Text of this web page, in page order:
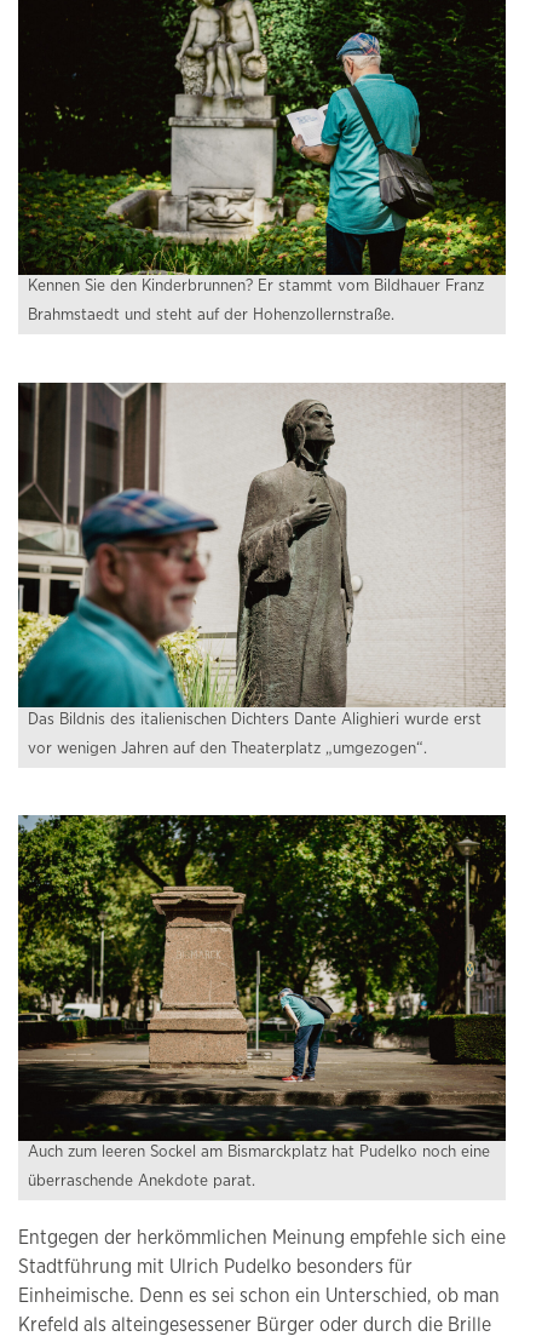
Kennen Sie den Kinderbrunnen? Er stammt vom Bildhauer Franz
Brahmstaedt und steht auf der Hohenzollernstraße.
Das Bildnis des italienischen Dichters Dante Alighieri wurde erst
vor wenigen Jahren auf den Theaterplatz „umgezogen“.
Auch zum leeren Sockel am Bismarckplatz hat Pudelko noch eine
überraschende Anekdote parat.
Entgegen der herkömmlichen Meinung empfehle sich eine
Stadtführung mit Ulrich Pudelko besonders für
Einheimische. Denn es sei schon ein Unterschied, ob man
Krefeld als alteingesessener Bürger oder durch die Brille